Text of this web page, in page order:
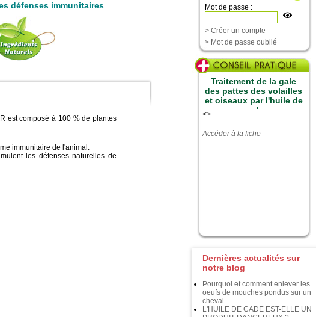
défenses immunitaires
est composé à 100 % de plantes
immunitaire de l'animal.
les défenses naturelles de
Mot de passe :
> Créer un compte
> Mot de passe oublié
Traitement de la gale
des pattes des volailles
et oiseaux par l'huile de
cade
<>
Accéder à la fiche
Dernières actualités sur
notre blog
Pourquoi et comment enlever les
oeufs de mouches pondus sur un
cheval
L'HUILE DE CADE EST-ELLE UN